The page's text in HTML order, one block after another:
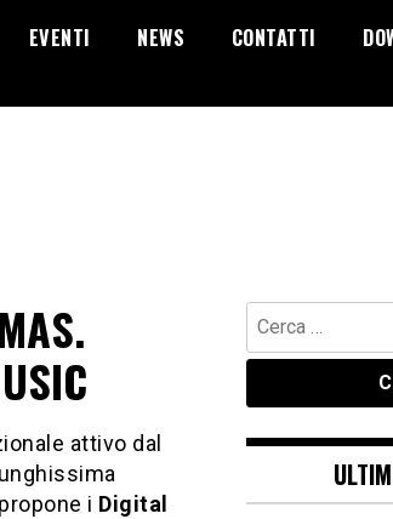
EVENTI NEWS CONTATTI
attivo dal
i Digital
Ricerca
per: